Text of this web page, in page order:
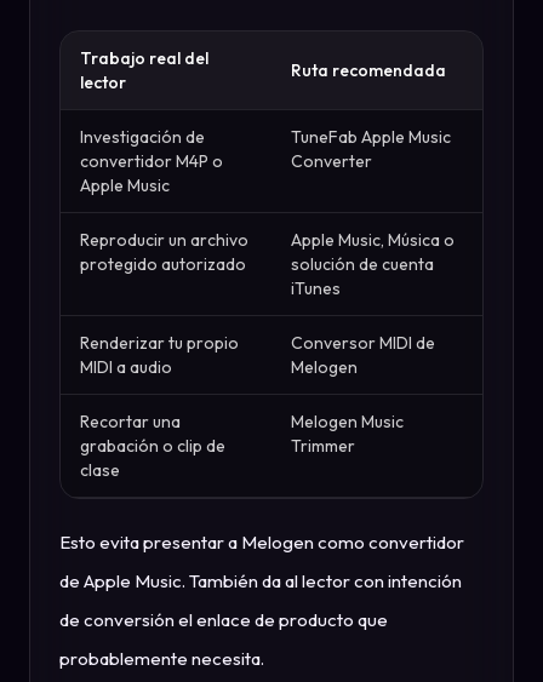
Trabajo real del
lector
Ruta recomendada
Investigación de
convertidor M4P o
Apple Music
TuneFab Apple Music
Converter
Reproducir un archivo
protegido autorizado
Apple Music, Música o
solución de cuenta
iTunes
Renderizar tu propio
MIDI a audio
Conversor MIDI de
Melogen
Recortar una
grabación o clip de
clase
Melogen Music
Trimmer
Esto evita presentar a Melogen como convertidor
de Apple Music. También da al lector con intención
de conversión el enlace de producto que
probablemente necesita.